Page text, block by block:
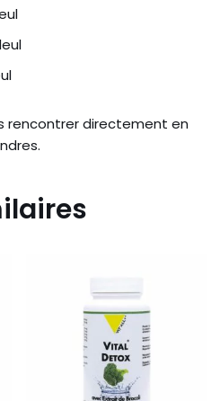
rencontrer directement en